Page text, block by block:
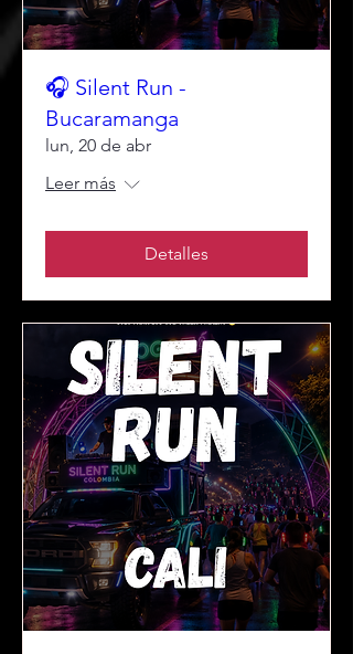
🎧 Silent Run -
Bucaramanga
lun, 20 de abr
Leer más
Detalles